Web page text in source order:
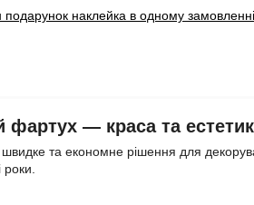
наклейка в одному
фартух — краса та
та економне рішення для